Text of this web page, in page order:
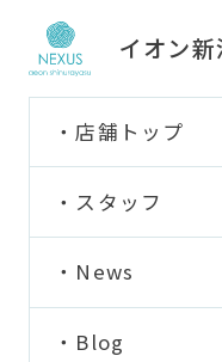
イオン
店舗トップ
スタッフ
News
Blog